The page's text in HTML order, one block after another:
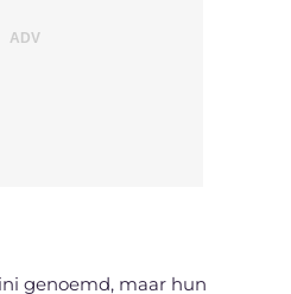
genoemd, maar hun